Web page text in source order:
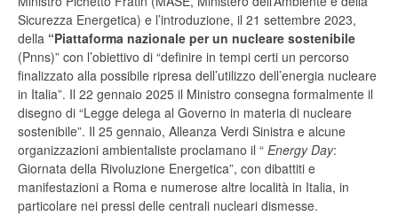
Sicurezza Energetica) e l’introduzione, il 21 settembre 2023,
della “Piattaforma nazionale per un nucleare sostenibile
(Pnns)” con l’obiettivo di “definire in tempi certi un percorso
finalizzato alla possibile ripresa dell’utilizzo dell’energia nucleare
in Italia”. Il 22 gennaio 2025 il Ministro consegna formalmente il
disegno di “Legge delega al Governo in materia di nucleare
sostenibile”. Il 25 gennaio, Alleanza Verdi Sinistra e alcune
organizzazioni ambientaliste proclamano il “ Energy Day:
Giornata della Rivoluzione Energetica”, con dibattiti e
manifestazioni a Roma e numerose altre località in Italia, in
particolare nei pressi delle centrali nucleari dismesse.